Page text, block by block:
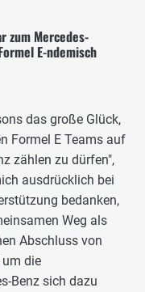
zum Mercedes-
E-ndemisch
das große Glück,
Formel E Teams auf
zählen zu dürfen",
ausdrücklich bei
bedanken,
Weg als
Abschluss von
die
Benz sich dazu